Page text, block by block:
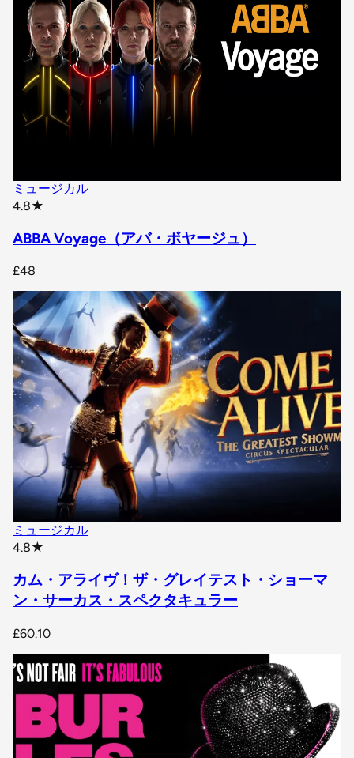
ミュージカル
4.8★
ABBA Voyage（アバ・ボヤージュ）
£48
ミュージカル
4.8★
カム・アライヴ！ザ・グレイテスト・ショーマ
ン・サーカス・スペクタキュラー
£60.10